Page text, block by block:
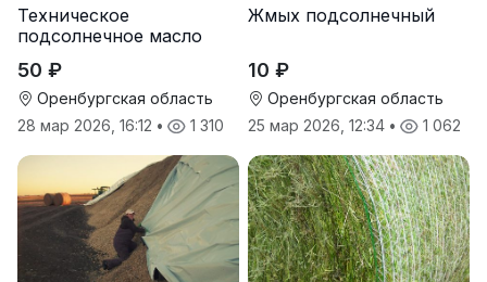
Техническое
подсолнечное масло
50 ₽
Оренбургская область
28 мар 2026, 16:12 • 1 310
Жмых подсолнечный
10 ₽
Оренбургская область
25 мар 2026, 12:34 • 1 062